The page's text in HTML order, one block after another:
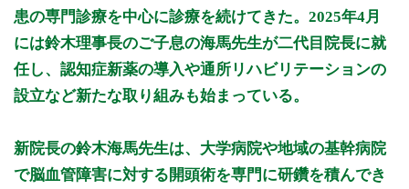
14:30〜18:00
●
●
15:00〜18:00
● ● ● ● ●
休診日: 火
備考: 月・水・木・金・土は午後予約制
※診療時間や臨時休診・診療内容等について、事前に必ず医療
機関ホームページ、またはお電話にてご確認ください。
患の専門診療を中心に診療を続けてきた。2025年4月
には鈴木理事長のご子息の海馬先生が二代目院長に就
任し、認知症新薬の導入や通所リハビリテーションの
設立など新たな取り組みも始まっている。
新院長の鈴木海馬先生は、大学病院や地域の基幹病院
で脳血管障害に対する開頭術を専門に研鑽を積んでき